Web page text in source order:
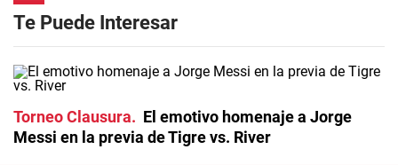
Te Puede Interesar
Torneo Clausura
El emotivo homenaje a Jorge
Messi en la previa de Tigre vs. River